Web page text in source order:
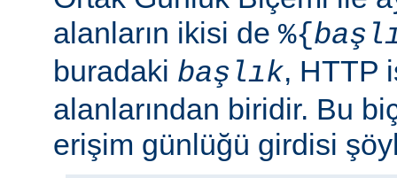
alanların ikisi de %{
buradaki başlık, HTTP
alanlarından biridir. Bu
erişim günlüğü girdisi